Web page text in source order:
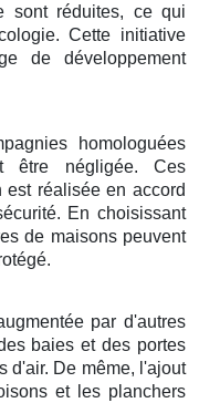
sont réduites, ce qui
Cette initiative
de développement
homologuées
être négligée. Ces
réalisée en accord
En choisissant
de maisons peuvent
par d'autres
baies et des portes
d'air. De même, l'ajout
et les planchers